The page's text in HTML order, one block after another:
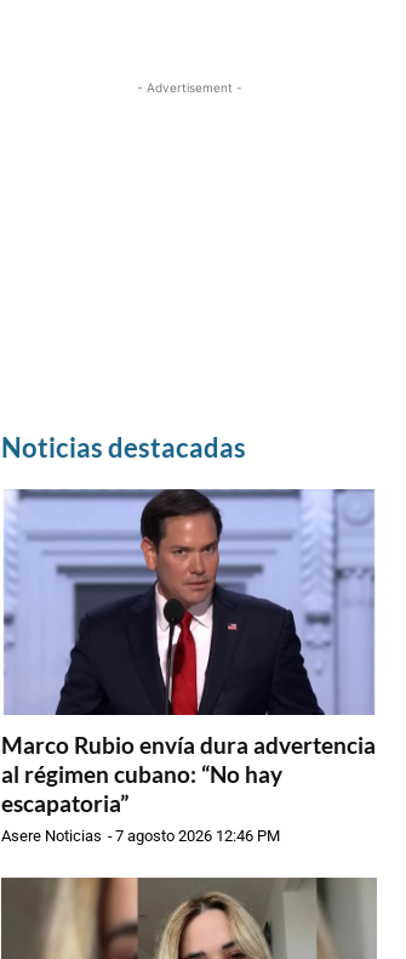
- Advertisement -
Noticias destacadas
Marco Rubio envía dura advertencia
al régimen cubano: “No hay
escapatoria”
Asere Noticias -7 agosto 2026 12:46 PM